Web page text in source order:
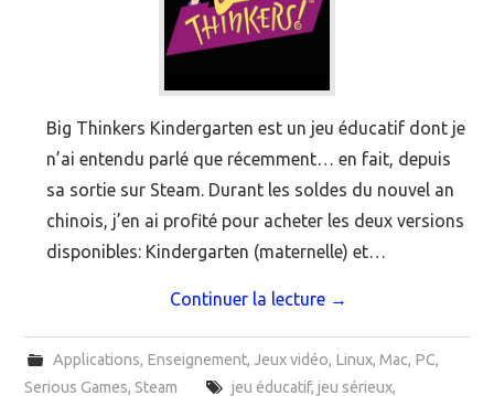
Big Thinkers Kindergarten est un jeu éducatif dont je
n’ai entendu parlé que récemment… en fait, depuis
sa sortie sur Steam. Durant les soldes du nouvel an
chinois, j’en ai profité pour acheter les deux versions
disponibles: Kindergarten (maternelle) et…
Continuer la lecture →
Applications, Enseignement, Jeux vidéo, Linux, Mac, PC,
Serious Games, Steam jeu éducatif, jeu sérieux,